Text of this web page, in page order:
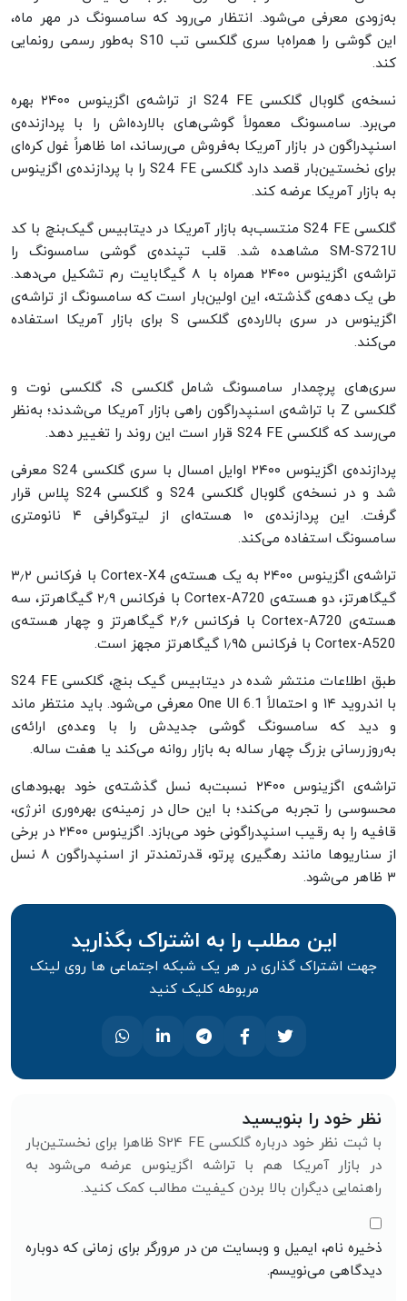
به‌زودی معرفی می‌شود. انتظار می‌رود که سامسونگ در مهر ماه،
این گوشی را همراه‌با سری گلکسی تب S10 به‌طور رسمی رونمایی
کند.
نسخه‌ی گلوبال گلکسی S24 FE از تراشه‌ی اگزینوس ۲۴۰۰ بهره
می‌برد. سامسونگ معمولاً گوشی‌های بالارده‌اش را با پردازنده‌ی
اسنپدراگون در بازار آمریکا به‌فروش می‌رساند، اما ظاهراً غول کره‌ای
برای نخستین‌بار قصد دارد گلکسی S24 FE را با پردازنده‌ی اگزینوس
به بازار آمریکا عرضه کند.
گلکسی S24 FE منتسب‌به بازار آمریکا در دیتابیس گیک‌بنچ با کد
SM-S721U مشاهده شد. قلب تپنده‌ی گوشی سامسونگ را
تراشه‌ی اگزینوس ۲۴۰۰ همراه با ۸ گیگابایت رم تشکیل می‌دهد.
طی یک دهه‌ی گذشته، این اولین‌بار است که سامسونگ از تراشه‌ی
اگزینوس در سری بالارده‌ی گلکسی S برای بازار آمریکا استفاده
می‌کند.
سری‌های پرچمدار سامسونگ شامل گلکسی S، گلکسی نوت و
گلکسی Z با تراشه‌ی اسنپدراگون راهی بازار آمریکا می‌شدند؛ به‌نظر
می‌رسد که گلکسی S24 FE قرار است این روند را تغییر دهد.
پردازنده‌ی اگزینوس ۲۴۰۰ اوایل امسال با سری گلکسی S24 معرفی
شد و در نسخه‌ی گلوبال گلکسی S24 و گلکسی S24 پلاس قرار
گرفت. این پردازنده‌ی ۱۰ هسته‌ای از لیتوگرافی ۴ نانومتری
سامسونگ استفاده می‌کند.
تراشه‌ی اگزینوس ۲۴۰۰ به یک هسته‌ی Cortex-X4 با فرکانس ۳٫۲
گیگاهرتز، دو هسته‌ی Cortex-A720 با فرکانس ۲٫۹ گیگاهرتز، سه
هسته‌ی Cortex-A720 با فرکانس ۲٫۶ گیگاهرتز و چهار هسته‌ی
Cortex-A520 با فرکانس ۱٫۹۵ گیگاهرتز مجهز است.
طبق اطلاعات منتشر شده در دیتابیس گیک بنچ، گلکسی S24 FE
با اندروید ۱۴ و احتمالاً One UI 6.1 معرفی می‌شود. باید منتظر ماند
و دید که سامسونگ گوشی جدیدش را با وعده‌ی ارائه‌ی
به‌روزرسانی بزرگ چهار ساله به بازار روانه می‌کند یا هفت ساله.
تراشه‌ی اگزینوس ۲۴۰۰ نسبت‌به نسل گذشته‌ی خود بهبود‌های
محسوسی را تجربه می‌کند؛ با این حال در زمینه‌ی بهره‌وری انرژی،
قافیه را به رقیب اسنپدراگونی خود می‌بازد. اگزینوس ۲۴۰۰ در برخی
از سناریو‌ها مانند رهگیری پرتو، قدرتمندتر از اسنپدراگون ۸ نسل
۳ ظاهر می‌شود.
این مطلب را به اشتراک بگذارید
جهت اشتراک گذاری در هر یک شبکه اجتماعی ها روی لینک
مربوطه کلیک کنید
نظر خود را بنویسید
با ثبت نظر خود درباره گلکسی S24 FE ظاهرا برای نخستین‌بار
در بازار آمریکا هم با تراشه اگزینوس عرضه می‌شود به
راهنمایی دیگران بالا بردن کیفیت مطالب کمک کنید.
ذخیره نام، ایمیل و وبسایت من در مرورگر برای زمانی که دوباره
دیدگاهی می‌نویسم.